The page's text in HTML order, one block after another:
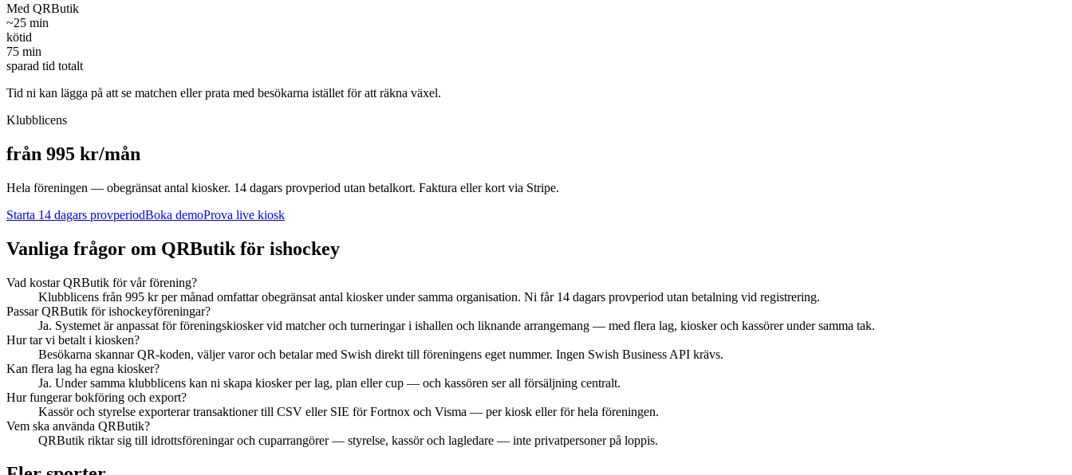
Med QRButik
~25 min
kötid
75 min
sparad tid totalt
Tid ni kan lägga på att se matchen eller prata med besökarna istället för att räkna växel.
Klubblicens
från 995 kr/mån
Hela föreningen — obegränsat antal kiosker. 14 dagars provperiod utan betalkort. Faktura eller kort via Stripe.
Starta 14 dagars provperiodBoka demoProva live kiosk
Vanliga frågor om QRButik för ishockey
Vad kostar QRButik för vår förening?
Klubblicens från 995 kr per månad omfattar obegränsat antal kiosker under samma organisation. Ni får 14 dagars provperiod utan betalning vid registrering.
Passar QRButik för ishockeyföreningar?
Ja. Systemet är anpassat för föreningskiosker vid matcher och turneringar i ishallen och liknande arrangemang — med flera lag, kiosker och kassörer under samma tak.
Hur tar vi betalt i kiosken?
Besökarna skannar QR-koden, väljer varor och betalar med Swish direkt till föreningens eget nummer. Ingen Swish Business API krävs.
Kan flera lag ha egna kiosker?
Ja. Under samma klubblicens kan ni skapa kiosker per lag, plan eller cup — och kassören ser all försäljning centralt.
Hur fungerar bokföring och export?
Kassör och styrelse exporterar transaktioner till CSV eller SIE för Fortnox och Visma — per kiosk eller för hela föreningen.
Vem ska använda QRButik?
QRButik riktar sig till idrottsföreningar och cuparrangörer — styrelse, kassör och lagledare — inte privatpersoner på loppis.